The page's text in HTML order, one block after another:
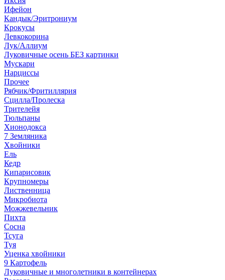
Ифейон
Кандык/Эритрониум
Крокусы
Левкокорина
Лук/Аллиум
Луковичные осень БЕЗ картинки
Мускари
Нарциссы
Прочее
Рябчик/Фритиллярия
Сцилла/Пролеска
Трителейя
Тюльпаны
Хионодокса
7 Земляника
Хвойники
Ель
Кедр
Кипарисовик
Крупномеры
Лиственница
Микробиота
Можжевельник
Пихта
Сосна
Тсуга
Туя
Уценка хвойники
9 Картофель
Луковичные и многолетники в контейнерах